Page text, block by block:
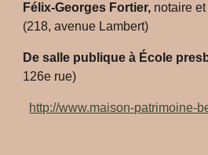
Félix-Georges Fortier, notaire
(218, avenue Lambert)
De salle publique à École
126e rue)
http://www.maison-patrimoine-